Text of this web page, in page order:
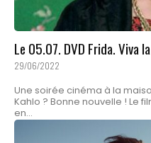
Le 05.07. DVD Frida. Viva
29/06/2022
Une soirée cinéma à la
Kahlo ? Bonne nouvelle ! Le
en...